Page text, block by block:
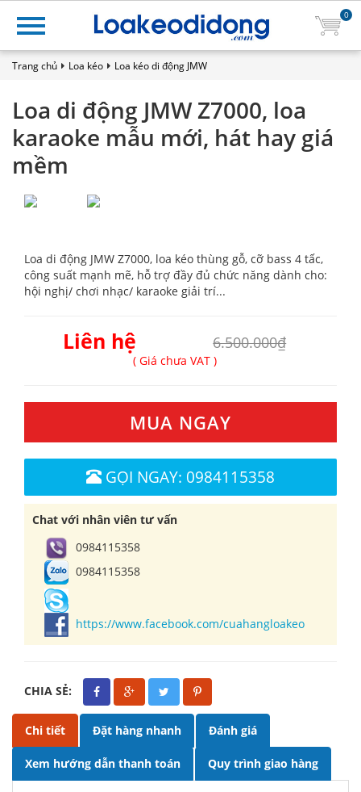
0
Trang chủ Loa kéo Loa kéo di động JMW
Loa di động JMW Z7000, loa
karaoke mẫu mới, hát hay giá
mềm
Loa di động JMW Z7000, loa kéo thùng gỗ, cỡ bass 4 tấc,
công suất mạnh mẽ, hỗ trợ đầy đủ chức năng dành cho:
hội nghị/ chơi nhạc/ karaoke giải trí...
Liên hệ 6.500.000₫
( Giá chưa VAT )
MUA NGAY
GỌI NGAY: 0984115358
Chat với nhân viên tư vấn
0984115358
0984115358
https://www.facebook.com/cuahangloakeo
CHIA SẺ:
Chi tiết Đặt hàng nhanh Đánh giá
Xem hướng dẫn thanh toán Quy trình giao hàng